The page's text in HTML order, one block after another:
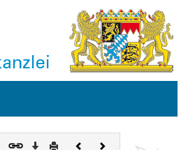
Download
DruckenVorherigesNächstes